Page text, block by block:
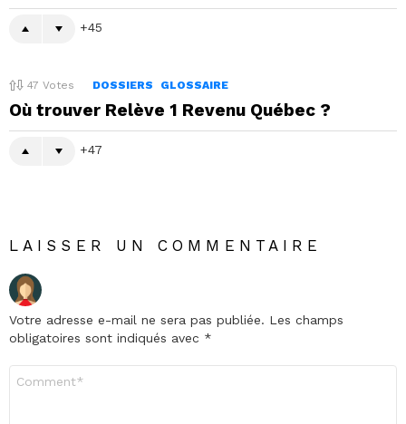
45
47 Votes DOSSIERS GLOSSAIRE
Où trouver Relève 1 Revenu Québec ?
47
LAISSER UN COMMENTAIRE
Votre adresse e-mail ne sera pas publiée. Les champs
obligatoires sont indiqués avec *